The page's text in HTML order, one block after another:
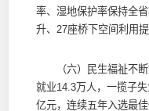
率、湿地保护率保持全
升、27座桥下空间利用
（六）民生福祉不断
就业14.3万人，一揽子
亿元，连续五年入选最